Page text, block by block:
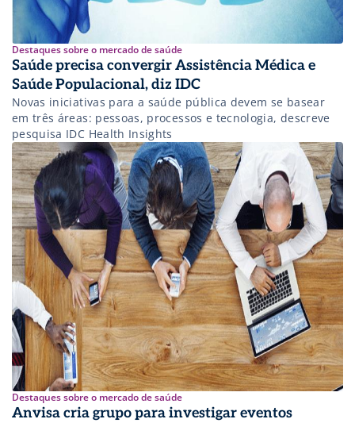
Destaques sobre o mercado de saúde
Saúde precisa convergir Assistência Médica e
Saúde Populacional, diz IDC
Novas iniciativas para a saúde pública devem se basear
em três áreas: pessoas, processos e tecnologia, descreve
pesquisa IDC Health Insights
Destaques sobre o mercado de saúde
Anvisa cria grupo para investigar eventos